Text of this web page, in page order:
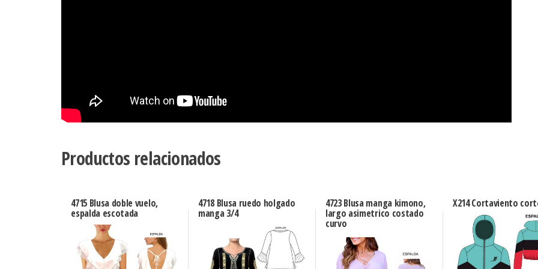
Productos relacionados
4715 Blusa doble vuelo,
espalda escotada
4718 Blusa ruedo holgado
manga 3/4
4723 Blusa manga kimono,
largo asimetrico costado
curvo
X214 Cortaviento